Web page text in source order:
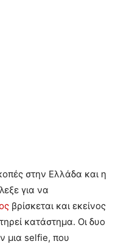
στην Ελλάδα και η
για να
βρίσκεται και εκείνος
κατάστημα. Οι δυο
μια selfie, που